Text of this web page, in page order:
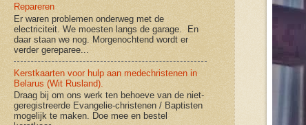
Repareren
Er waren problemen onderweg met de
electriciteit. We moesten langs de garage. En
daar staan we nog. Morgenochtend wordt er
verder gereparee...
Kerstkaarten voor hulp aan medechristenen in
Belarus (Wit Rusland).
Draag bij om ons werk ten behoeve van de niet-
geregistreerde Evangelie-christenen / Baptisten
mogelijk te maken. Doe mee en bestel